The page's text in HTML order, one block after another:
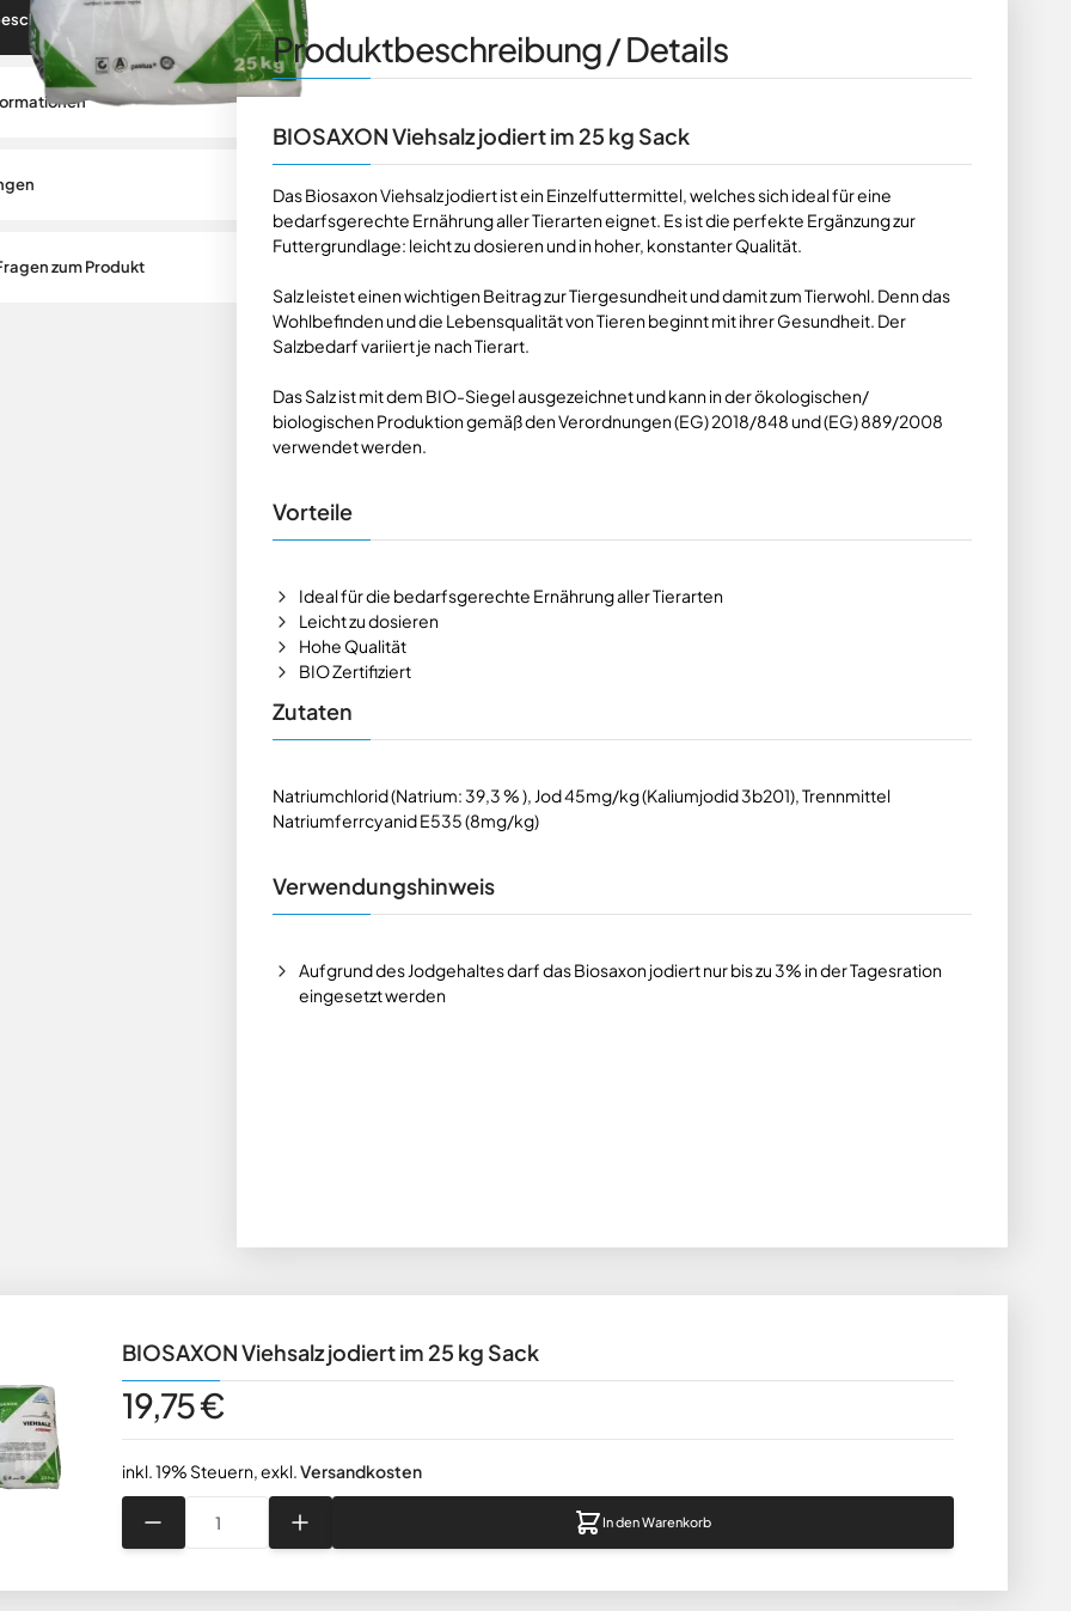
/ Details
zum Produkt
Produktbeschreibung / Details
BIOSAXON Viehsalz jodiert im 25 kg Sack
Das Biosaxon Viehsalz jodiert ist ein Einzelfuttermittel, welches sich ideal für eine
bedarfsgerechte Ernährung aller Tierarten eignet. Es ist die perfekte Ergänzung zur
Futtergrundlage: leicht zu dosieren und in hoher, konstanter Qualität.
Salz leistet einen wichtigen Beitrag zur Tiergesundheit und damit zum Tierwohl. Denn das
Wohlbefinden und die Lebensqualität von Tieren beginnt mit ihrer Gesundheit. Der
Salzbedarf variiert je nach Tierart.
Das Salz ist mit dem BIO-Siegel ausgezeichnet und kann in der ökologischen/
biologischen Produktion gemäß den Verordnungen (EG) 2018/848 und (EG) 889/2008
verwendet werden.
Vorteile
Ideal für die bedarfsgerechte Ernährung aller Tierarten
Leicht zu dosieren
Hohe Qualität
BIO Zertifiziert
Zutaten
Natriumchlorid (Natrium: 39,3 % ), Jod 45mg/kg (Kaliumjodid 3b201), Trennmittel
Natriumferrcyanid E535 (8mg/kg)
Verwendungshinweis
Aufgrund des Jodgehaltes darf das Biosaxon jodiert nur bis zu 3% in der Tagesration
eingesetzt werden
BIOSAXON Viehsalz jodiert im 25 kg Sack
19,75 €
inkl. 19% Steuern, exkl. Versandkosten
Menge
In den Warenkorb